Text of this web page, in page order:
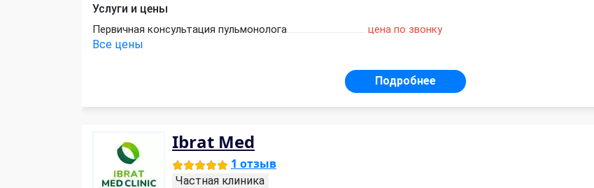
Услуги и цены
Первичная консультация пульмонолога цена по звонку
Все цены
Подробнее
Ibrat Med
1 отзыв
Частная клиника